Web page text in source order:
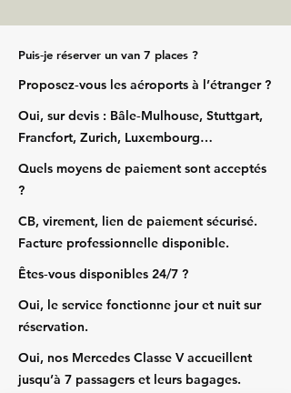
Puis‑je réserver un van 7 places ?
Proposez‑vous les aéroports à l’étranger ?
Oui, sur devis : Bâle‑Mulhouse, Stuttgart,
Francfort, Zurich, Luxembourg…
Quels moyens de paiement sont acceptés
?
CB, virement, lien de paiement sécurisé.
Facture professionnelle disponible.
Êtes‑vous disponibles 24/7 ?
Oui, le service fonctionne jour et nuit sur
réservation.
Oui, nos Mercedes Classe V accueillent
jusqu’à 7 passagers et leurs bagages.